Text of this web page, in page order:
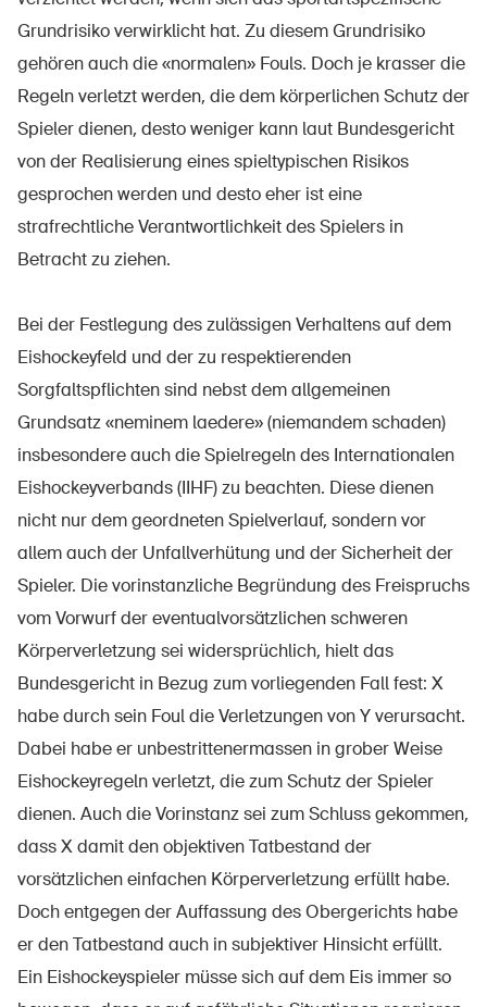
Grundrisiko verwirklicht hat. Zu diesem Grundrisiko
gehören auch die «normalen» Fouls. Doch je krasser die
Regeln verletzt werden, die dem körperlichen Schutz der
Spieler dienen, desto weniger kann laut Bundesgericht
von der Realisierung eines spieltypischen Risikos
gesprochen werden und desto eher ist eine
strafrechtliche Verantwortlichkeit des Spielers in
Betracht zu ziehen.
Bei der Festlegung des zulässigen Verhaltens auf dem
Eishockeyfeld und der zu respektierenden
Sorgfaltspflichten sind nebst dem allgemeinen
Grundsatz «neminem laedere» (niemandem schaden)
insbesondere auch die Spielregeln des Internationalen
Eishockeyverbands (IIHF) zu beachten. Diese dienen
nicht nur dem geordneten Spielverlauf, sondern vor
allem auch der Unfallverhütung und der Sicherheit der
Spieler. Die vorinstanzliche Begründung des Freispruchs
vom Vorwurf der eventualvorsätzlichen schweren
Körperverletzung sei widersprüchlich, hielt das
Bundesgericht in Bezug zum vorliegenden Fall fest: X
habe durch sein Foul die Verletzungen von Y verursacht.
Dabei habe er unbestrittenermassen in grober Weise
Eishockeyregeln verletzt, die zum Schutz der Spieler
dienen. Auch die Vorinstanz sei zum Schluss gekommen,
dass X damit den objektiven Tatbestand der
vorsätzlichen einfachen Körperverletzung erfüllt habe.
Doch entgegen der Auffassung des Obergerichts habe
er den Tatbestand auch in subjektiver Hinsicht erfüllt.
Ein Eishockeyspieler müsse sich auf dem Eis immer so